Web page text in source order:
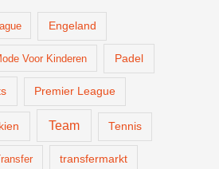
Engeland
Voor Kinderen Padel
Premier League
Team Tennis
transfermarkt